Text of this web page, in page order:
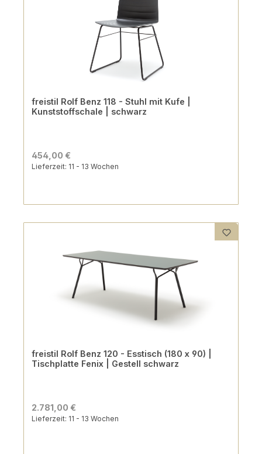
freistil Rolf Benz 118 - Stuhl mit Kufe |
Kunststoffschale | schwarz
454,00 €
Lieferzeit: 11 - 13 Wochen
freistil Rolf Benz 120 - Esstisch (180 x 90) |
Tischplatte Fenix | Gestell schwarz
2.781,00 €
Lieferzeit: 11 - 13 Wochen